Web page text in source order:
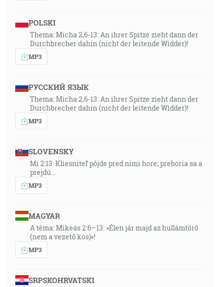
POLSKI
Thema: Micha 2,6-13: An ihrer Spitze zieht dann der
Durchbrecher dahin (nicht der leitende Widder)!
MP3
РУССКИЙ ЯЗЫК
Thema: Micha 2,6-13: An ihrer Spitze zieht dann der
Durchbrecher dahin (nicht der leitende Widder)!
MP3
SLOVENSKY
Mi 2:13: Kliesniteľ pôjde pred nimi hore; preboria sa a
prejdú…
MP3
MAGYAR
A téma: Mikeás 2:6–13: »Élen jár majd az hullámtörő
(nem a vezető kos)«!
MP3
SRPSKOHRVATSKI